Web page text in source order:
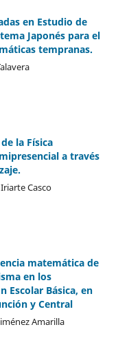
en Estudio de
Japonés para el
tempranas.
la Física
a través
Casco
matemática de
en los
Escolar Básica, en
y Central
Amarilla